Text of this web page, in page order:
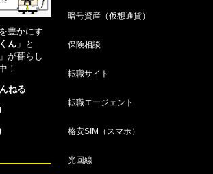
紹介
すめ20選！夫婦でお得な人気クレ
年8月】
PASMOオートチャージできるクレ
暗号資産（仮想通貨）
保険相談
転職サイト
転職エージェント
格安SIM（スマホ）
光回線
豊かにす
ん」と
」が暮らし
！
ねる